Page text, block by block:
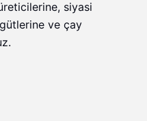
siyasi
ve çay